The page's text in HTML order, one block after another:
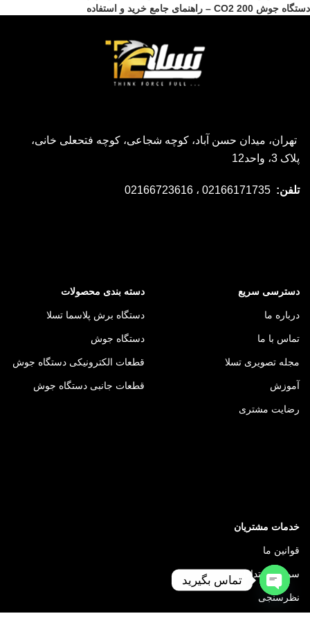
دستگاه جوش CO2 200 – راهنمای جامع خرید و استفاده
تهران، میدان حسن آباد، کوچه شجاعی، کوچه فتحعلی خانی،
پلاک 3، واحد12
تلفن:
دسترسی سریع
درباره ما
تماس با ما
مجله تصویری تسلا
آموزش
رضایت مشتری
دسته بندی محصولات
دستگاه برش پلاسما تسلا
دستگاه جوش
قطعات الکترونیکی دستگاه جوش
قطعات جانبی دستگاه جوش
خدمات مشتریان
قوانین ما
سوالات متداول
نظرسنجی
تماس بگیرید
Open